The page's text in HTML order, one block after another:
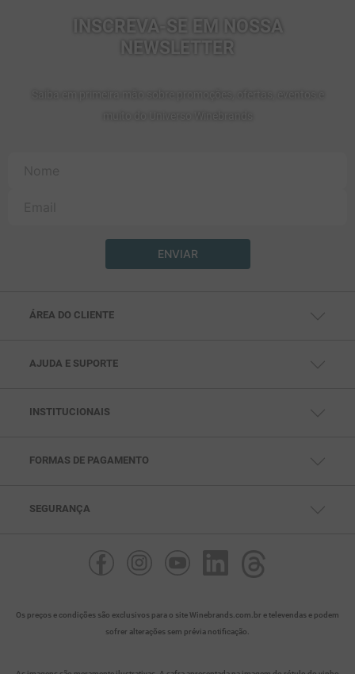
INSCREVA-SE EM NOSSA
NEWSLETTER
ENVIAR
ÁREA DO CLIENTE
AJUDA E SUPORTE
SAC: (11) 97432-0693
SEG. À SEX DAS 10HS ÀS 18HS
INSTITUCIONAIS
POLÍTICAS DE ENTREGA
POLÍTICAS DE TROCA
FORMAS DE PAGAMENTO
SEGURANÇA
Os preços e condições são exclusivos para o site Winebrands.com.br e televendas e podem
sofrer alterações sem prévia notificação.